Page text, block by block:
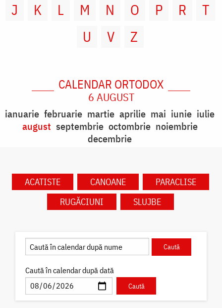
J
K L M N O P R
T
U
V Z
CALENDAR ORTODOX
6 AUGUST
ianuarie februarie martie aprilie mai iunie iulie
august septembrie octombrie noiembrie
decembrie
ACATISTE CANOANE
PARACLISE
RUGĂCIUNI
SLUJBE
Caută în calendar după dată